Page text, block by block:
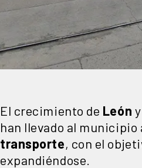
El crecimiento de León
han llevado al municipio
transporte, con el
expandiéndose.